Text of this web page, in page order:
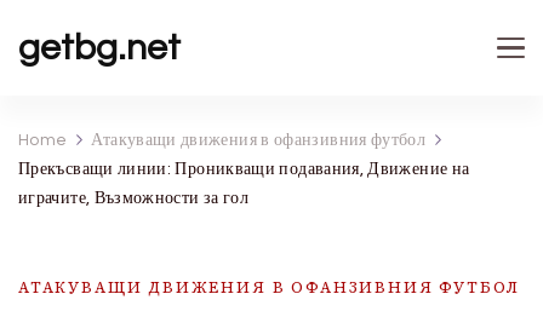
getbg.net
Home
Атакуващи движения в офанзивния футбол
Прекъсващи линии: Проникващи подавания, Движение на
играчите, Възможности за гол
АТАКУВАЩИ ДВИЖЕНИЯ В ОФАНЗИВНИЯ ФУТБОЛ